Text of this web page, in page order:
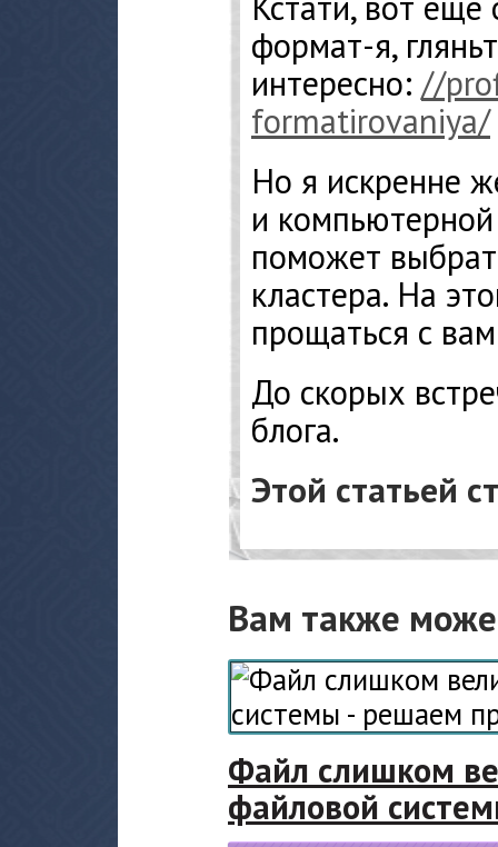
формат-я,
интересно: //
formatirovaniya/
Но я искренне
и
поможет
кластера. На
прощаться с
До скорых
блога.
Этой статьей
Вам также
Файл слишком
файловой